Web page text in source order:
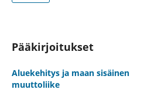
Pääkirjoitukset
Aluekehitys ja maan sisäinen
muuttoliike